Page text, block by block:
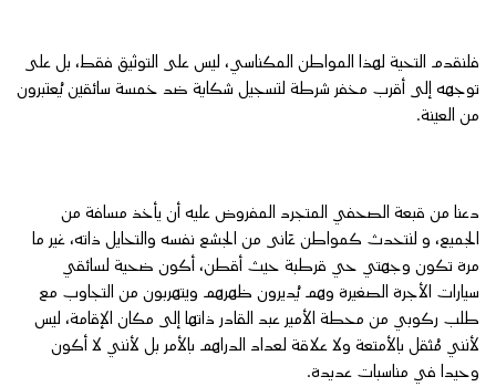
فلنقدم التحية لهذا المواطن المكناسي، ليس على التوثيق فقط، بل على
توجهه إلى أقرب مخفر شرطة لتسجيل شكاية ضد خمسة سائقين يُعتبرون
من العينة.
دعنا من قبعة الصحفي المتجرد المفروض عليه أن يأخذ مسافة من
الجميع، و لنتحدث كمواطن عَانى من الجشع نفسه والتحايل ذاته، غير ما
مرة تكون وجهتي حي قرطبة حيث أقطن، أكون ضحية لسائقي
سيارات الأجرة الصغيرة وهم يُديرون ظهرهم ويتهربون من التجاوب مع
طلب ركوبي من محطة الأمير عبد القادر ذاتها إلى مكان الإقامة، ليس
لأنني مُثقل بالأمتعة ولا علاقة لعداد الدراهم بالأمر بل لأنني لا أكون
وحيدا في مناسبات عديدة.